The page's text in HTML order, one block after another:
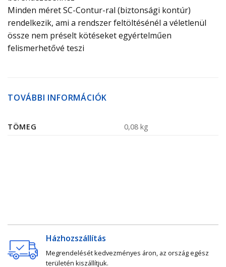
Minden méret SC-Contur-ral (biztonsági kontúr)
rendelkezik, ami a rendszer feltöltésénél a véletlenül
össze nem préselt kötéseket egyértelműen
felismerhetővé teszi
TOVÁBBI INFORMÁCIÓK
TÖMEG 0,08 kg
Házhozszállítás
Megrendelését kedvezményes áron, az ország egész
területén kiszállítjuk.